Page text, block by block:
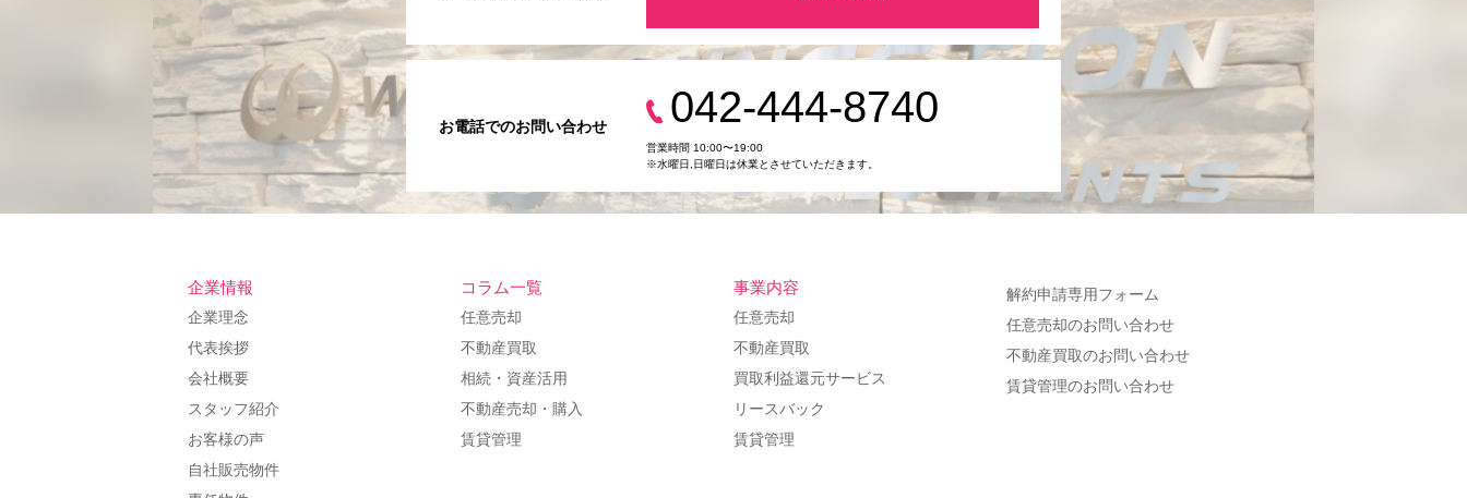
お電話でのお問い合わせ 042-444-8740
営業時間 10:00〜19:00
※水曜日,⽇曜日は休業とさせていただきます。
企業情報
企業理念
代表挨拶
会社概要
スタッフ紹介
お客様の声
自社販売物件
コラム一覧
任意売却
不動産買取
相続・資産活用
不動産売却・購入
賃貸管理
事業内容
任意売却
不動産買取
買取利益還元サービス
リースバック
賃貸管理
解約申請専用フォーム
任意売却のお問い合わせ
不動産買取のお問い合わせ
賃貸管理のお問い合わせ